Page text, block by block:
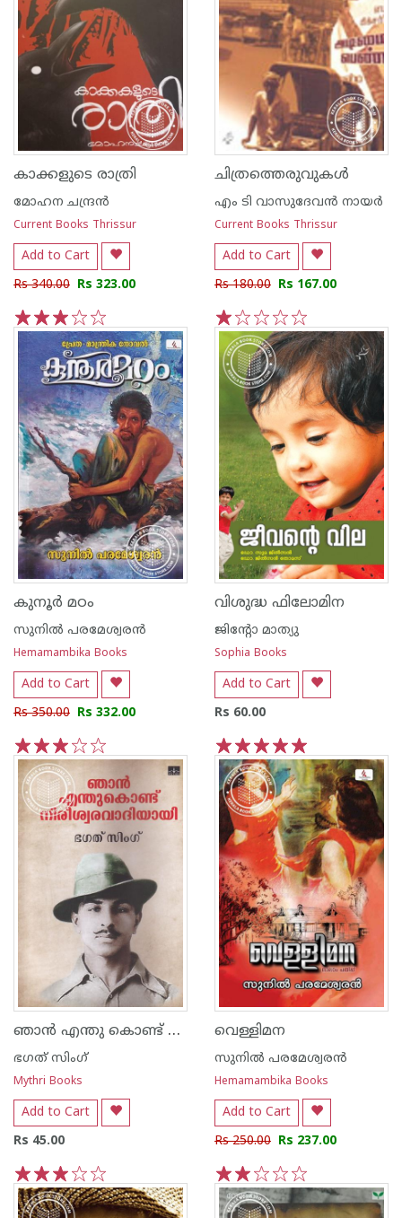
കാക്കളുടെ രാത്രി
മോഹന ചന്ദ്രന്‍
Current Books Thrissur
Add to Cart
Rs 340.00 Rs 323.00
5
4
3
2
1
ചിത്രത്തെരുവുകള്‍
എം ടി വാസുദേവന്‍ നായര്‍
Current Books Thrissur
Add to Cart
Rs 180.00 Rs 167.00
5
4
3
2
1
കുനൂര്‍ മഠം
സുനില്‍ പരമേശ്വരന്‍
Hemamambika Books
Add to Cart
Rs 350.00 Rs 332.00
5
4
3
2
1
വിശുദ്ധ ഫിലോമിന
ജിന്റോ മാത്യു
Sophia Books
Add to Cart
Rs 60.00
5
4
3
2
1
ഞാന്‍ എന്തു കൊണ്ട് നിരീശ്വരവാദിയായി
ഭഗത് സിംഗ്
Mythri Books
Add to Cart
Rs 45.00
5
4
3
2
1
വെള്ളിമന
സുനില്‍ പരമേശ്വരന്‍
Hemamambika Books
Add to Cart
Rs 250.00 Rs 237.00
5
4
3
2
1